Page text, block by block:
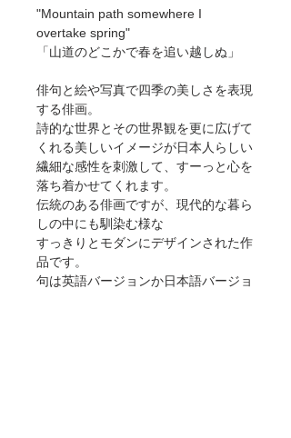
"Mountain path somewhere I
overtake spring"
「山道のどこかで春を追い越しぬ」
俳句と絵や写真で四季の美しさを表現
する俳画。
詩的な世界とその世界観を更に広げて
くれる美しいイメージが日本人らしい
繊細な感性を刺激して、すーっと心を
落ち着かせてくれます。
伝統のある俳画ですが、現代的な暮ら
しの中にも馴染む様な
すっきりとモダンにデザインされた作
品です。
句は英語バージョンか日本語バージョ